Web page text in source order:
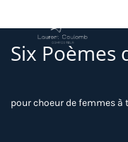
Six Poèmes
pour choeur de femmes à